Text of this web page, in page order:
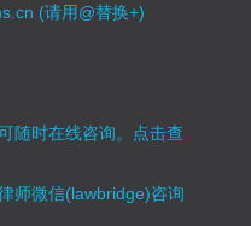
(请用@替换+)
随时在线咨询。 点击查
师微信(lawbridge)咨询